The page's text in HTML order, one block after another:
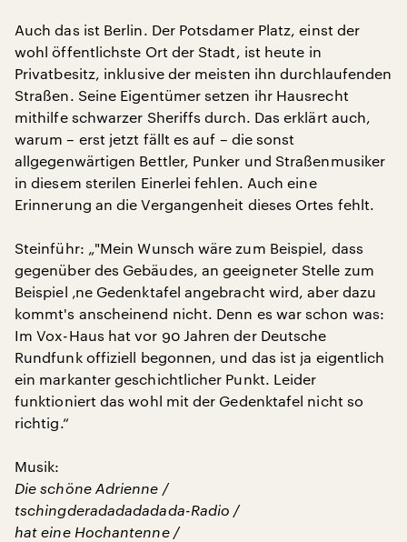
Auch das ist Berlin. Der Potsdamer Platz, einst der
wohl öffentlichste Ort der Stadt, ist heute in
Privatbesitz, inklusive der meisten ihn durchlaufenden
Straßen. Seine Eigentümer setzen ihr Hausrecht
mithilfe schwarzer Sheriffs durch. Das erklärt auch,
warum – erst jetzt fällt es auf – die sonst
allgegenwärtigen Bettler, Punker und Straßenmusiker
in diesem sterilen Einerlei fehlen. Auch eine
Erinnerung an die Vergangenheit dieses Ortes fehlt.
Steinführ: „"Mein Wunsch wäre zum Beispiel, dass
gegenüber des Gebäudes, an geeigneter Stelle zum
Beispiel ‚ne Gedenktafel angebracht wird, aber dazu
kommt's anscheinend nicht. Denn es war schon was:
Im Vox-Haus hat vor 90 Jahren der Deutsche
Rundfunk offiziell begonnen, und das ist ja eigentlich
ein markanter geschichtlicher Punkt. Leider
funktioniert das wohl mit der Gedenktafel nicht so
richtig.“
Musik:
Die schöne Adrienne /
tschingderadadadadada-Radio /
hat eine Hochantenne /